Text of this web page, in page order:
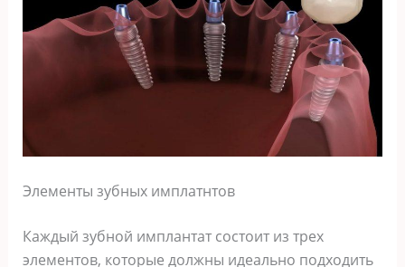
Элементы зубных имплатнтов
Каждый зубной имплантат состоит из трех
элементов, которые должны идеально подходить